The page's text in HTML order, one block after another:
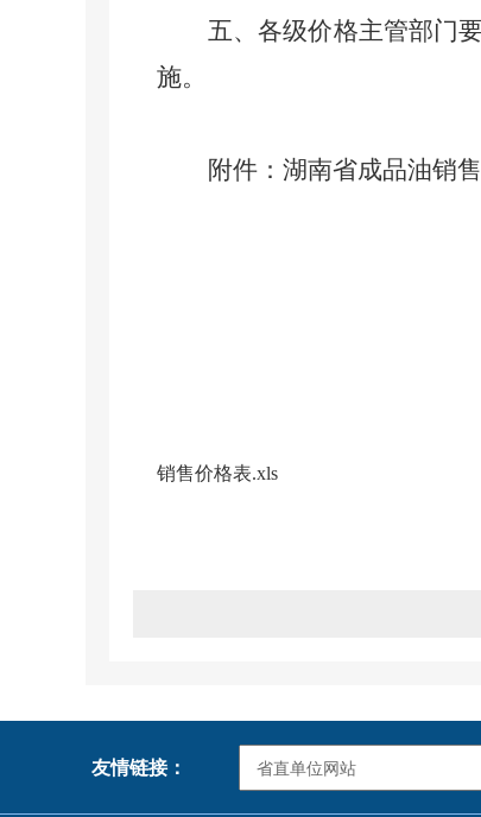
五、各级价格主管部门
施。
附件：湖南省成品油销
销售价格表.xls
友情链接：